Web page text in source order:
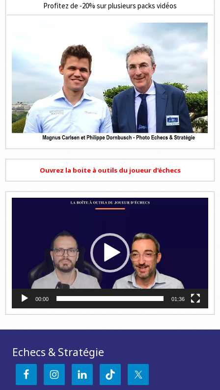
Profitez de -20% sur plusieurs packs vidéos
Ouvrez la boite à outils du joueur d'échecs
00:00 01:36
Echecs & Stratégie